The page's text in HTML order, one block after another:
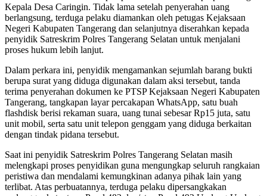
Kepala Desa Caringin. Tidak lama setelah penyerahan uang
berlangsung, terduga pelaku diamankan oleh petugas Kejaksaan
Negeri Kabupaten Tangerang dan selanjutnya diserahkan kepada
penyidik Satreskrim Polres Tangerang Selatan untuk menjalani
proses hukum lebih lanjut.
Dalam perkara ini, penyidik mengamankan sejumlah barang bukti
berupa surat yang diduga digunakan dalam aksi tersebut, tanda
terima penyerahan dokumen ke PTSP Kejaksaan Negeri Kabupaten
Tangerang, tangkapan layar percakapan WhatsApp, satu buah
flashdisk berisi rekaman suara, uang tunai sebesar Rp15 juta, satu
unit mobil, serta satu unit telepon genggam yang diduga berkaitan
dengan tindak pidana tersebut.
Saat ini penyidik Satreskrim Polres Tangerang Selatan masih
melengkapi proses penyidikan guna mengungkap seluruh rangkaian
peristiwa dan mendalami kemungkinan adanya pihak lain yang
terlibat. Atas perbuatannya, terduga pelaku dipersangkakan